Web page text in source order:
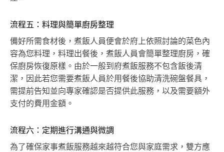
流程五：料理與簡單廚房整理
備好所需食材後，煮飯人員便會於府上依照討論的菜色內
容為您料理，料理出餐後，煮飯人員會簡單整理廚房，確
保廚房恢復原樣。由於一般到府煮飯服務不包含飯後清
潔，因此若您需要煮飯人員於用餐後協助清洗碗盤餐具，
需提前告知並向專家確認是否提供此服務，以及需要額外
支付的費用金額。
流程六：定期進行溝通與微調
為了確保家事煮飯服務越來越符合您與家庭需求，雙方應